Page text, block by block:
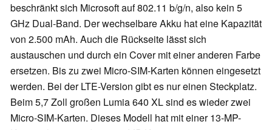
beschränkt sich Microsoft auf 802.11 b/g/n, also kein 5
GHz Dual-Band. Der wechselbare Akku hat eine Kapazität
von 2.500 mAh. Auch die Rückseite lässt sich
austauschen und durch ein Cover mit einer anderen Farbe
ersetzen. Bis zu zwei Micro-SIM-Karten können eingesetzt
werden. Bei der LTE-Version gibt es nur einen Steckplatz.
Beim 5,7 Zoll großen Lumia 640 XL sind es wieder zwei
Micro-SIM-Karten. Dieses Modell hat mit einer 13-MP-